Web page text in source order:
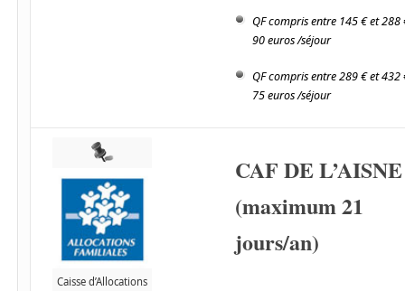
QF compris entre 145 € et 288
90 euros /séjour
QF compris entre 289 € et 432
75 euros /séjour
Caisse d’Allocations
CAF DE L’AISNE
(maximum 21
jours/an)